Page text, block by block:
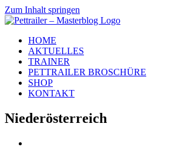
Zum Inhalt springen
HOME
AKTUELLES
TRAINER
PETTRAILER BROSCHÜRE
SHOP
KONTAKT
Niederösterreich